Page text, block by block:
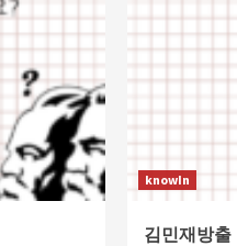
knowIn
김민재방출